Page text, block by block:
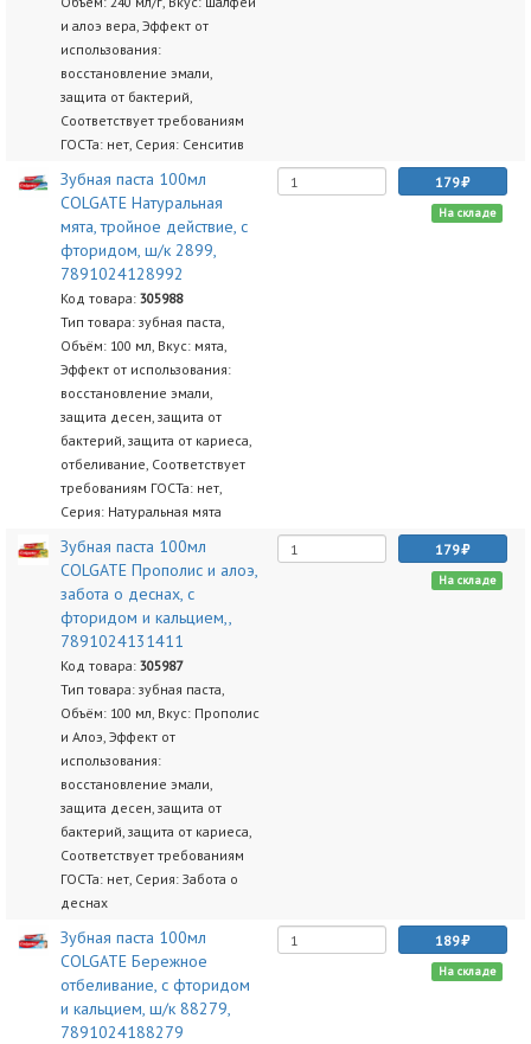
и алоэ вера, Эффект от
использования:
восстановление эмали,
защита от бактерий,
Соответствует требованиям
ГОСТа: нет, Серия: Сенситив
Зубная паста 100мл
COLGATE Натуральная
мята, тройное действие, с
фторидом, ш/к 2899,
7891024128992
Код товара: 305988
Тип товара: зубная паста,
Объём: 100 мл, Вкус: мята,
Эффект от использования:
восстановление эмали,
защита десен, защита от
бактерий, защита от кариеса,
отбеливание, Соответствует
требованиям ГОСТа: нет,
Серия: Натуральная мята
179
На складе
Зубная паста 100мл
COLGATE Прополис и алоэ,
забота о деснах, с
фторидом и кальцием,,
7891024131411
Код товара: 305987
Тип товара: зубная паста,
Объём: 100 мл, Вкус: Прополис
и Алоэ, Эффект от
использования:
восстановление эмали,
защита десен, защита от
бактерий, защита от кариеса,
Соответствует требованиям
ГОСТа: нет, Серия: Забота о
деснах
179
На складе
Зубная паста 100мл
COLGATE Бережное
отбеливание, с фторидом
и кальцием, ш/к 88279,
7891024188279
189
На складе